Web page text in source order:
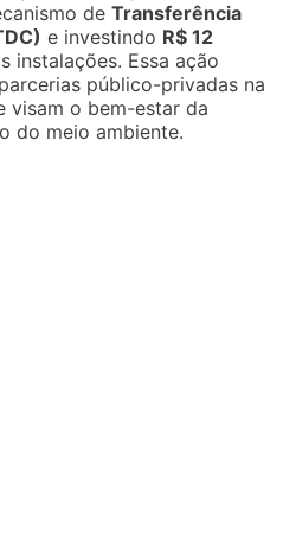
deTransferência
e investindo R$ 12
instalações. Essa ação
público-privadas na
visam o bem-estar da
do meio ambiente.